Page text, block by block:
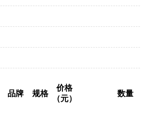
品牌 规格
价格
（元）
数量